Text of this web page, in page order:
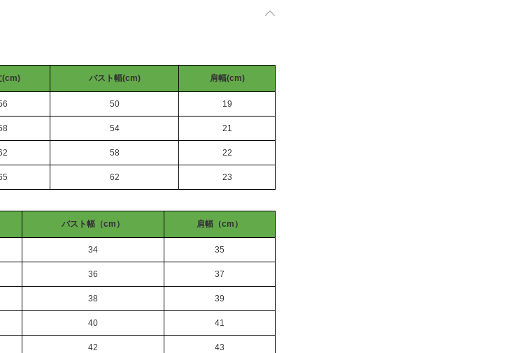
(cm) バスト幅(cm) 肩幅(cm)
50 19
54 21
58 22
62 23
バスト幅（cm） 肩幅（cm）
34 35
36 37
38 39
40 41
42 43